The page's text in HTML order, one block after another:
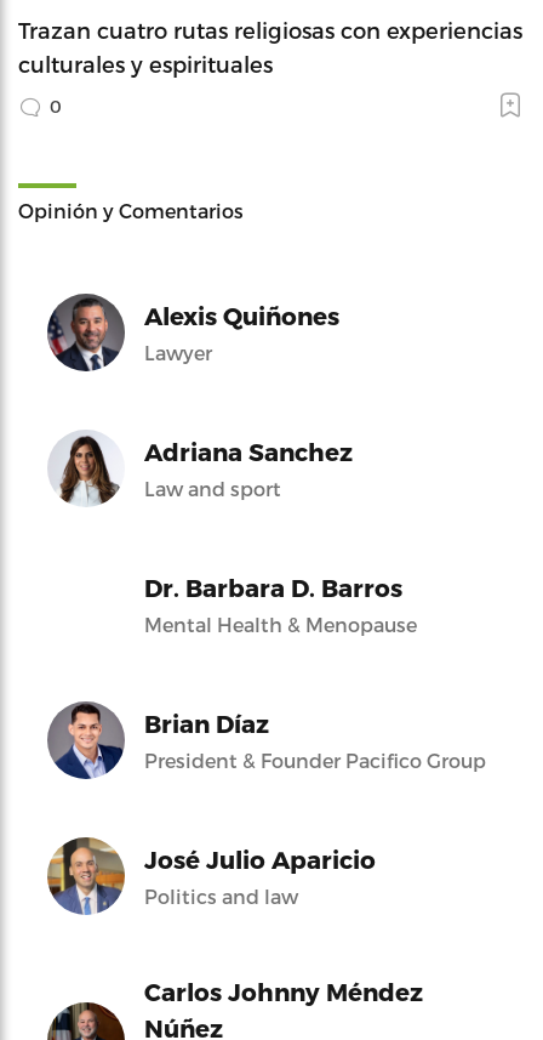
Trazan cuatro rutas religiosas con experiencias
culturales y espirituales
0
Opinión y Comentarios
Alexis Quiñones
Lawyer
Adriana Sanchez
Law and sport
Dr. Barbara D. Barros
Mental Health & Menopause
Brian Díaz
President & Founder Pacifico Group
José Julio Aparicio
Politics and law
Carlos Johnny Méndez
Núñez